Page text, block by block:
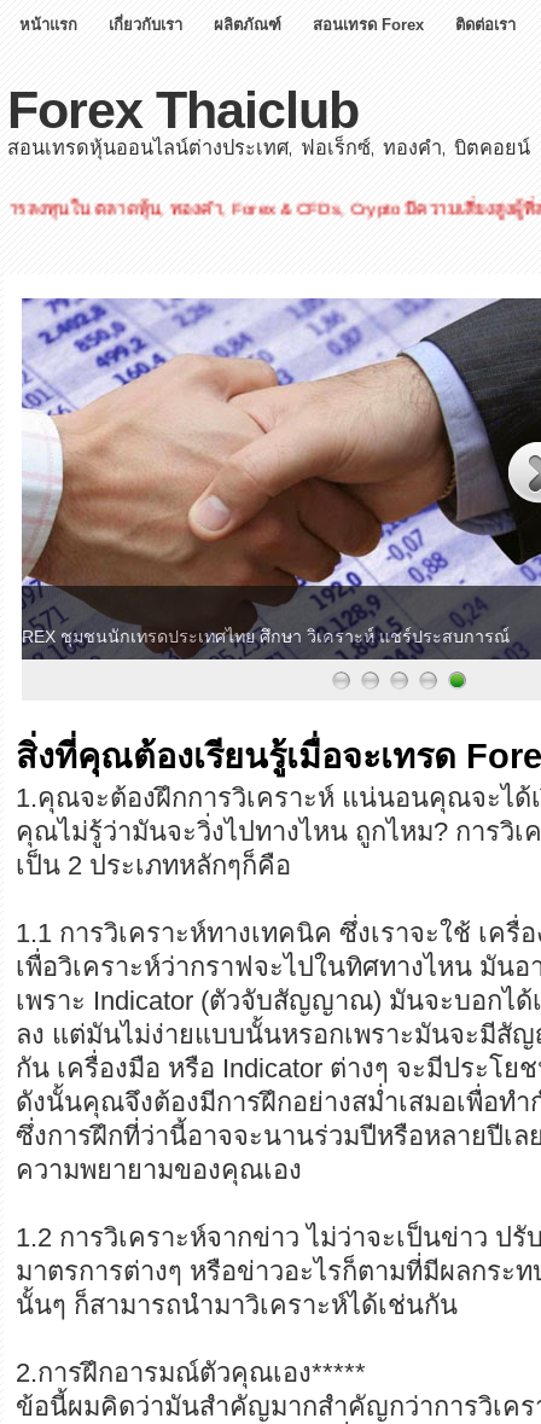
หน้าแรก เกี่ยวกับเรา ผลิตภัณฑ์ สอนเทรด Forex ติดต่อเรา
Forex Thaiclub
สอนเทรดหุ้นออนไลน์ต่างประเทศ, ฟอเร็กซ์, ทองคำ, บิตคอยน์
ลาดหุ้น, ทองคำ, Forex & CFDs, Crypto มีความเสี่ยงสูงผู้ที่สนใจโปร
Forex Thaiclub
ให้ความรู้เกี่ยวกับ FOREX ชุมชนนักเทรดประเทศไทย ศึกษา วิเคร
สิ่งที่คุณต้องเรียนรู้เมื่อจะเทรด
1.คุณจะต้องฝึกการวิเคราะห์ แน่นอนคุณจะได้
คุณไม่รู้ว่ามันจะวิ่งไปทางไหน ถูกไหม? การวิเ
เป็น 2 ประเภทหลักๆก็คือ
1.1 การวิเคราะห์ทางเทคนิค ซึ่งเราจะใช้ เครื่
เพื่อวิเคราะห์ว่ากราฟจะไปในทิศทางไหน มันอ
เพราะ Indicator (ตัวจับสัญญาณ) มันจะบอกได้
ลง แต่มันไม่ง่ายแบบนั้นหรอกเพราะมันจะมีสั
กัน เครื่องมือ หรือ Indicator ต่างๆ จะมีประโ
ดังนั้นคุณจึงต้องมีการฝึกอย่างสม่ำเสมอเพื่อท
ซึ่งการฝึกที่ว่านี้อาจจะนานร่วมปีหรือหลายปีเล
ความพยายามของคุณเอง
1.2 การวิเคราะห์จากข่าว ไม่ว่าจะเป็นข่าว ป
มาตรการต่างๆ หรือข่าวอะไรก็ตามที่มีผลกระท
นั้นๆ ก็สามารถนำมาวิเคราะห์ได้เช่นกัน
2.การฝึกอารมณ์ตัวคุณเอง*****
ข้อนี้ผมคิดว่ามันสำคัญมากสำคัญกว่าการวิเค